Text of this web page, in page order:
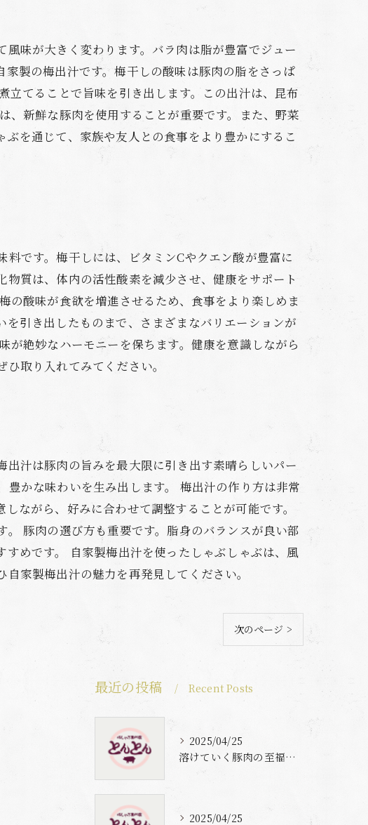
味が大きく変わります。バラ肉は脂が豊富でジュー
製の梅出汁です。梅干しの酸味は豚肉の脂をさっぱ
立てることで旨味を引き出します。この出汁は、昆布
、新鮮な豚肉を使用することが重要です。また、野菜
を通じて、家族や友人との食事をより豊かにするこ
です。梅干しには、ビタミンCやクエン酸が豊富に
質は、体内の活性酸素を減少させ、健康をサポート
の酸味が食欲を増進させるため、食事をより楽しめま
引き出したものまで、さまざまなバリエーションが
が絶妙なハーモニーを保ちます。健康を意識しながら
取り入れてみてください。
汁は豚肉の旨みを最大限に引き出す素晴らしいパー
かな味わいを生み出します。 梅出汁の作り方は非常
ながら、好みに合わせて調整することが可能です。
豚肉の選び方も重要です。脂身のバランスが良い部
めです。 自家製梅出汁を使ったしゃぶしゃぶは、風
家製梅出汁の魅力を再発見してください。
次のページ >
最近の投稿 Recent Posts
2025/04/25
溶けていく豚肉の至福体験
2025/04/25